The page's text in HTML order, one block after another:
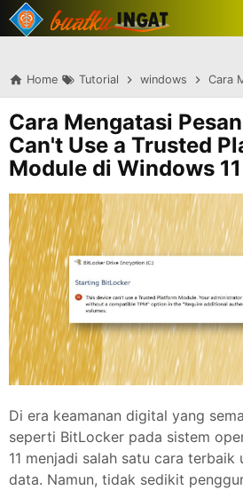
-->
Skip to main
Home Tutorial windows Cara Mengatasi
Cara Mengatasi
Can't Use a Trusted
Module di Windows
Di era keamanan digital yang
seperti BitLocker pada sistem
11 menjadi salah satu cara terbaik
data. Namun, tidak sedikit